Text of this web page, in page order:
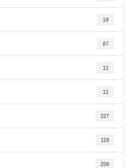
18
87
12
12
327
118
258